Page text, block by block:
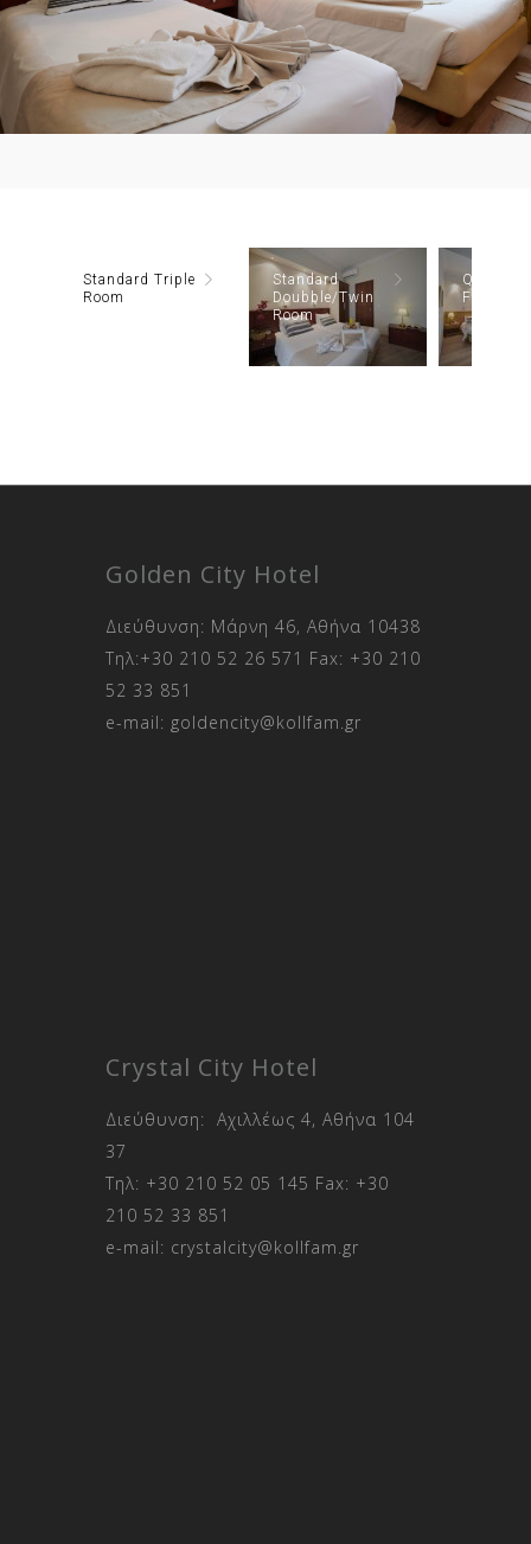
Standard Triple
Room
Standard
Doubble/Twin
Room
Family
Golden City Hotel
Διεύθυνση: Μάρνη 46, Αθήνα 10438
Τηλ:+30 210 52 26 571 Fax: +30 210
52 33 851
e-mail: goldencity@kollfam.gr
Crystal City Hotel
Διεύθυνση: Αχιλλέως 4, Αθήνα 104
37
Τηλ: +30 210 52 05 145 Fax: +30
210 52 33 851
e-mail: crystalcity@kollfam.gr